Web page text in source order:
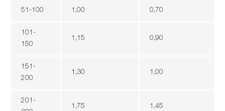
51-100 1,00 0,70
101-
150
1,15 0,90
151-
200
1,30 1,00
201-
1,75 1,45